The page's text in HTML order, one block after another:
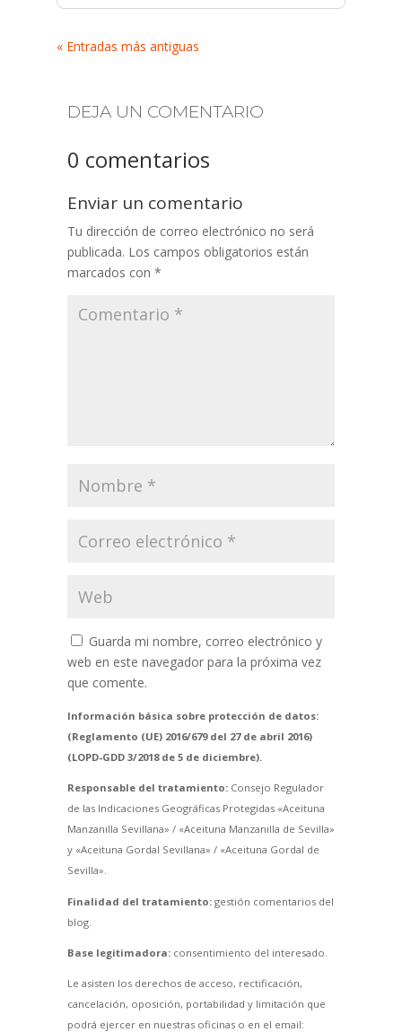
« Entradas más antiguas
DEJA UN COMENTARIO
0 comentarios
Enviar un comentario
Tu dirección de correo electrónico no será
publicada. Los campos obligatorios están
marcados con *
Guarda mi nombre, correo electrónico y
web en este navegador para la próxima vez
que comente.
Información básica sobre protección de datos:
(Reglamento (UE) 2016/679 del 27 de abril 2016)
(LOPD-GDD 3/2018 de 5 de diciembre).
Responsable del tratamiento:Consejo Regulador
de las Indicaciones Geográficas Protegidas «Aceituna
Manzanilla Sevillana» / «Aceituna Manzanilla de Sevilla»
y «Aceituna Gordal Sevillana» / «Aceituna Gordal de
Sevilla».
Finalidad del tratamiento:gestión comentarios del
blog.
Base legitimadora:consentimiento del interesado.
Le asisten los derechos de acceso, rectificación,
cancelación, oposición, portabilidad y limitación que
podrá ejercer en nuestras oficinas o en el email: